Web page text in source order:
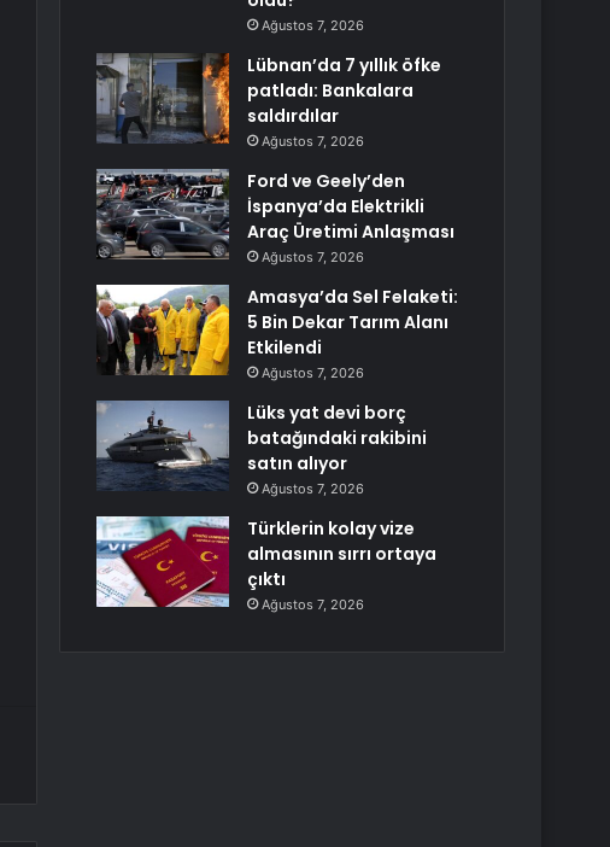
Ağustos 7, 2026
Lübnan’da 7 yıllık öfke
patladı: Bankalara
saldırdılar
Ağustos 7, 2026
Ford ve Geely’den
İspanya’da Elektrikli
Araç Üretimi Anlaşması
Ağustos 7, 2026
Amasya’da Sel Felaketi:
5 Bin Dekar Tarım Alanı
Etkilendi
Ağustos 7, 2026
Lüks yat devi borç
batağındaki rakibini
satın alıyor
Ağustos 7, 2026
Türklerin kolay vize
almasının sırrı ortaya
çıktı
Ağustos 7, 2026